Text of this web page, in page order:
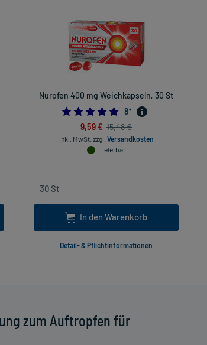
zum Auftropfen für
Nurofen 400 mg Weichkapseln, 30 St
4.875
8*
9,59 € 15,48 €
inkl. MwSt. zzgl. Versandkosten
Lieferbar
In den Warenkorb
Detail- & Pflichtinformationen